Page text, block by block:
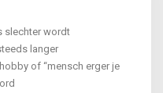
slechter wordt
langer
of “mensch erger je